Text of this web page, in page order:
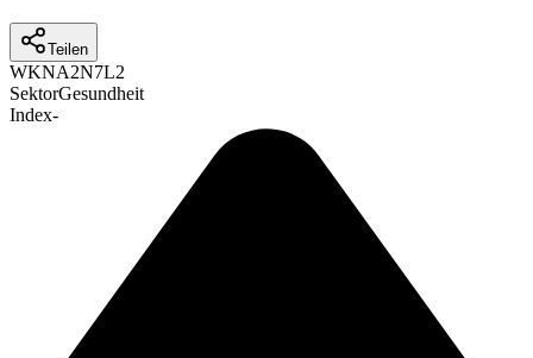
Teilen
WKNA2N7L2
SektorGesundheit
Index-